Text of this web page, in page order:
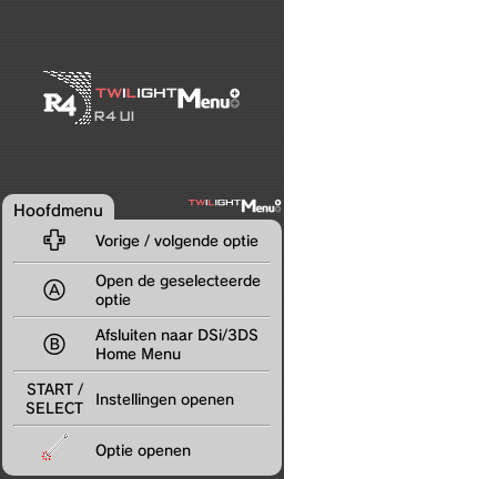
Hoofdmenu
 Vorige / volgende optie

Open de geselecteerde
optie

Afsluiten naar DSi/3DS
Home Menu
START /
SELECT
Instellingen openen
Optie openen